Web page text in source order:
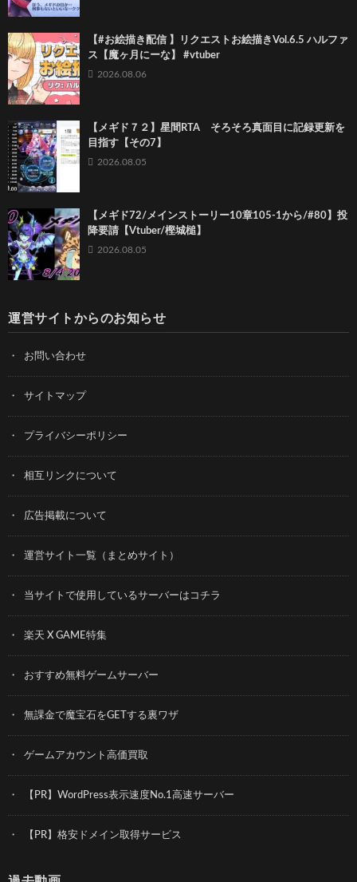
【#お絵描き配信 】リクエストお絵描きVol.6.5 ハルファ
ス【魔ヶ月にーな】 #vtuber
2026.08.06
【メギド７２】星間RTA そろそろ真面目に記録更新を
目指す【その7】
2026.08.05
【メギド72/メインストーリー10章105-1から/#80】投
降要請【Vtuber/樫城槌】
2026.08.05
運営サイトからのお知らせ
お問い合わせ
サイトマップ
プライバシーポリシー
相互リンクについて
広告掲載について
運営サイト一覧（まとめサイト）
当サイトで使用しているサーバーはコチラ
楽天 X GAME特集
おすすめ無料ゲームサーバー
無課金で魔宝石をGETする裏ワザ
ゲームアカウント高価買取
【PR】WordPress表示速度No.1高速サーバー
【PR】格安ドメイン取得サービス